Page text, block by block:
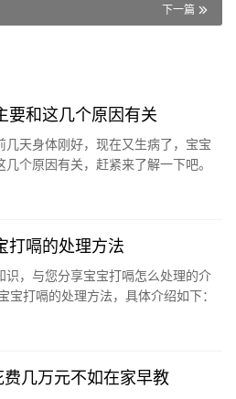
下一篇
要和这几个原因有关
天身体刚好，现在又生病了，宝宝
个原因有关，赶紧来了解一下吧。
打嗝的处理方法
识，与您分享宝宝打嗝怎么处理的介
打嗝的处理方法，具体介绍如下：
几万元不如在家早教